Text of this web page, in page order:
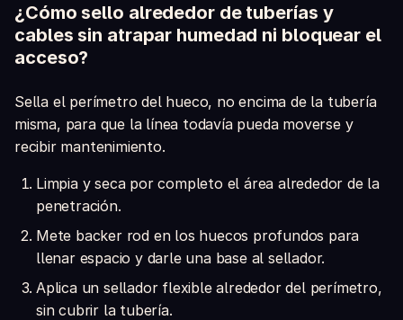
¿Cómo sello alrededor de tuberías y
cables sin atrapar humedad ni bloquear el
acceso?
Sella el perímetro del hueco, no encima de la tubería
misma, para que la línea todavía pueda moverse y
recibir mantenimiento.
Limpia y seca por completo el área alrededor de la
penetración.
Mete backer rod en los huecos profundos para
llenar espacio y darle una base al sellador.
Aplica un sellador flexible alrededor del perímetro,
sin cubrir la tubería.